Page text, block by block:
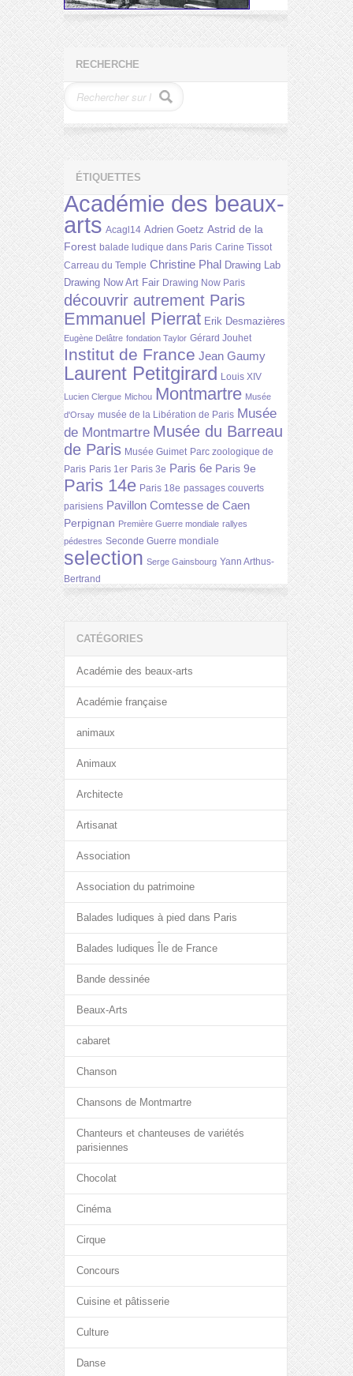
RECHERCHE
ÉTIQUETTES
Académie des beaux-
arts Acagl14 Adrien Goetz Astrid de la
Forest balade ludique dans Paris Carine Tissot
Carreau du Temple Christine Phal Drawing Lab
Drawing Now Art Fair Drawing Now Paris
découvrir autrement Paris
Emmanuel Pierrat Erik Desmazières
Eugène Delâtre fondation Taylor Gérard Jouhet
Institut de France Jean Gaumy
Laurent Petitgirard Louis XIV
Lucien Clergue Michou Montmartre Musée
d'Orsay musée de la Libération de Paris Musée
de Montmartre Musée du Barreau
de Paris Musée Guimet Parc zoologique de
Paris Paris 1er Paris 3e Paris 6e Paris 9e
Paris 14e Paris 18e passages couverts
parisiens Pavillon Comtesse de Caen
Perpignan Première Guerre mondiale rallyes
pédestres Seconde Guerre mondiale
selection Serge Gainsbourg Yann Arthus-
Bertrand
CATÉGORIES
Académie des beaux-arts
Académie française
animaux
Animaux
Architecte
Artisanat
Association
Association du patrimoine
Balades ludiques à pied dans Paris
Balades ludiques Île de France
Bande dessinée
Beaux-Arts
cabaret
Chanson
Chansons de Montmartre
Chanteurs et chanteuses de variétés
parisiennes
Chocolat
Cinéma
Cirque
Concours
Cuisine et pâtisserie
Culture
Danse